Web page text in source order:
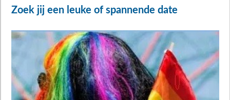
Zoek jij een leuke of spannende date